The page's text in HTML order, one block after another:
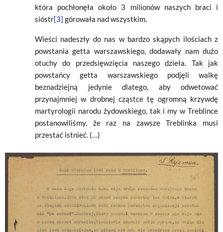
która pochłonęła około 3 milionów naszych braci i
sióstr[3] górowała nad wszystkim.
Wieści nadeszły do nas w bardzo skąpych ilościach z
powstania getta warszawskiego, dodawały nam dużo
otuchy do przedsięwzięcia naszego dzieła. Tak jak
powstańcy getta warszawskiego podjęli walkę
beznadziejną jedynie dlatego, aby odwetować
przynajmniej w drobnej cząstce tę ogromną krzywdę
martyrologii narodu żydowskiego, tak i my w Treblince
postanowiliśmy, że raz na zawsze Treblinka musi
przestać istnieć. (…)